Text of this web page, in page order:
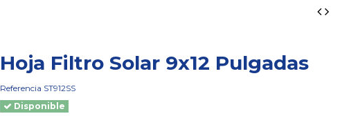
Hoja Filtro Solar 9x12 Pulgadas
Referencia ST912SS
Disponible